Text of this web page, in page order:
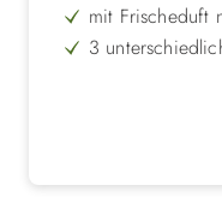
mit Frischeduft
3